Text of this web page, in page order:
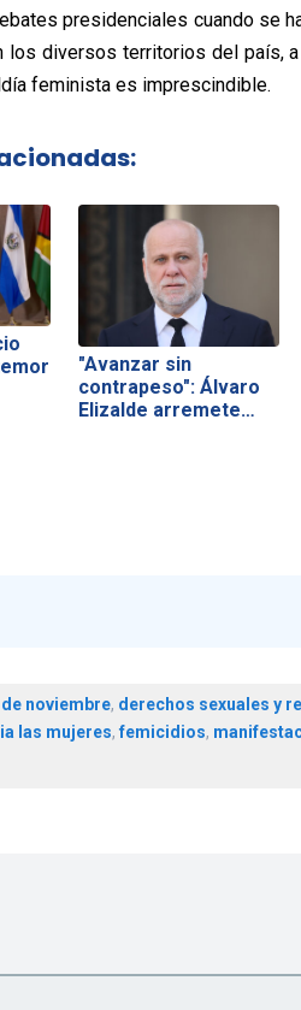
presidenciales cuando se
los diversos territorios del país,
feminista es imprescindible.
"Avanzar sin
contrapeso": Álvaro
Elizalde arremete…
de noviembre, derechos sexuales y
las mujeres,femicidios,